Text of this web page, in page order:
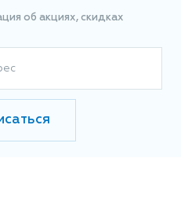
об акциях, скидках